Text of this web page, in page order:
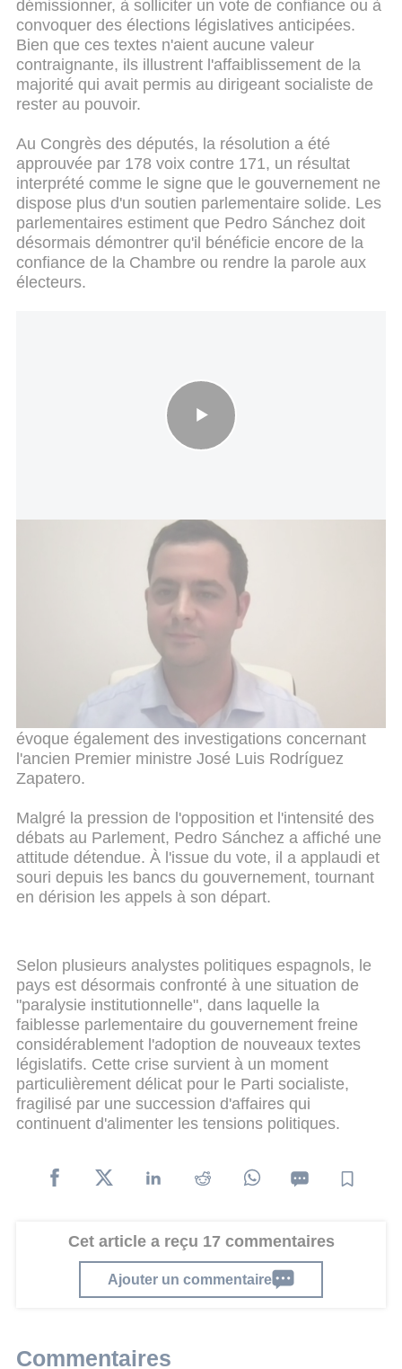
démissionner, à solliciter un vote de confiance ou à
convoquer des élections législatives anticipées.
Bien que ces textes n'aient aucune valeur
contraignante, ils illustrent l'affaiblissement de la
majorité qui avait permis au dirigeant socialiste de
rester au pouvoir.
Au Congrès des députés, la résolution a été
approuvée par 178 voix contre 171, un résultat
interprété comme le signe que le gouvernement ne
dispose plus d'un soutien parlementaire solide. Les
parlementaires estiment que Pedro Sánchez doit
désormais démontrer qu'il bénéficie encore de la
confiance de la Chambre ou rendre la parole aux
électeurs.
Juan Caldès alerte sur une "institutionnalisation" de
l’antisémitisme en Espagne
Cette initiative intervient alors que plusieurs
enquêtes judiciaires visant des proches du chef du
gouvernement alimentent une profonde crise
politique. Des investigations sont en cours contre
plusieurs personnalités liées au Parti socialiste,
l'ancien ministre José Luis Ábalos,
secrétaire de l'organisation Santos Cerdán, ainsi
l'épouse de Pedro Sánchez.
évoque également des investigations concernant
l'ancien Premier ministre José Luis Rodríguez
Zapatero.
Malgré la pression de l'opposition et l'intensité des
débats au Parlement, Pedro Sánchez a affiché une
attitude détendue. À l'issue du vote, il a applaudi et
souri depuis les bancs du gouvernement, tournant
en dérision les appels à son départ.
Selon plusieurs analystes politiques espagnols, le
pays est désormais confronté à une situation de
"paralysie institutionnelle", dans laquelle la
faiblesse parlementaire du gouvernement freine
considérablement l'adoption de nouveaux textes
législatifs. Cette crise survient à un moment
particulièrement délicat pour le Parti socialiste,
fragilisé par une succession d'affaires qui
continuent d'alimenter les tensions politiques.
Cet article a reçu 17 commentaires
Ajouter un commentaire
Commentaires